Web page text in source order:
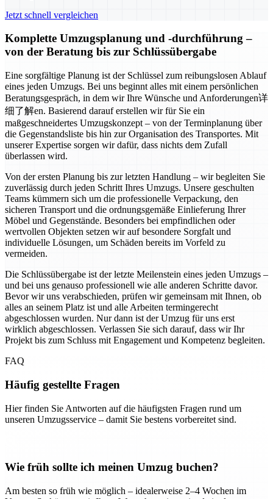
Jetzt schnell vergleichen
Komplette Umzugsplanung und -durchführung –
von der Beratung bis zur Schlüssübergabe
Eine sorgfältige Planung ist der Schlüssel zum reibungslosen Ablauf
eines jeden Umzugs. Bei uns beginnt alles mit einem persönlichen
Beratungsgespräch, in dem wir Ihre Wünsche und Anforderungen详
细了解en. Basierend darauf erstellen wir für Sie ein
maßgeschneidertes Umzugskonzept – von der Terminplanung über
die Gegenstandsliste bis hin zur Organisation des Transportes. Mit
unserer Expertise sorgen wir dafür, dass nichts dem Zufall
überlassen wird.
Von der ersten Planung bis zur letzten Handlung – wir begleiten Sie
zuverlässig durch jeden Schritt Ihres Umzugs. Unsere geschulten
Teams kümmern sich um die professionelle Verpackung, den
sicheren Transport und die ordnungsgemäße Einlieferung Ihrer
Möbel und Gegenstände. Besonders bei empfindlichen oder
wertvollen Objekten setzen wir auf besondere Sorgfalt und
individuelle Lösungen, um Schäden bereits im Vorfeld zu
vermeiden.
Die Schlüssübergabe ist der letzte Meilenstein eines jeden Umzugs –
und bei uns genauso professionell wie alle anderen Schritte davor.
Bevor wir uns verabschieden, prüfen wir gemeinsam mit Ihnen, ob
alles an seinem Platz ist und alle Arbeiten termingerecht
abgeschlossen wurden. Nur dann ist der Umzug für uns erst
wirklich abgeschlossen. Verlassen Sie sich darauf, dass wir Ihr
Projekt bis zum Schluss mit Engagement und Kompetenz begleiten.
FAQ
Häufig gestellte Fragen
Hier finden Sie Antworten auf die häufigsten Fragen rund um
unseren Umzugsservice – damit Sie bestens vorbereitet sind.
Wie früh sollte ich meinen Umzug buchen?
Am besten so früh wie möglich – idealerweise 2–4 Wochen im